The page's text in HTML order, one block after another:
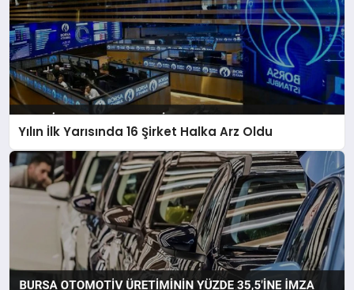
Yılın İlk Yarısında 16 Şirket Halka Arz Oldu